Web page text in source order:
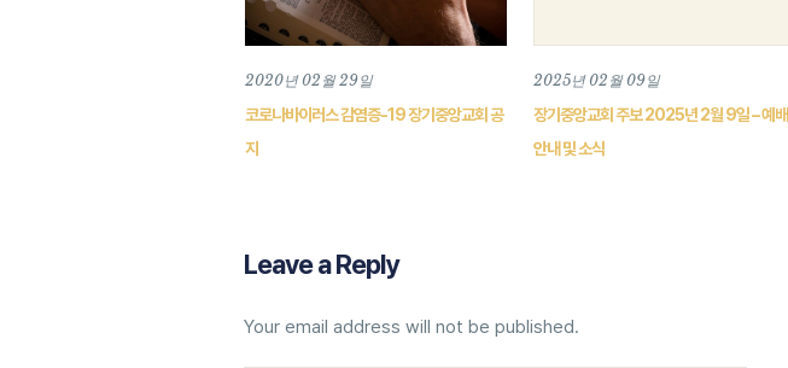
2020년 02월 29일
코로나바이러스 감염증-19 장기중앙교회 공
지
2025년 02월 09일
장기중앙교회 주보 2025년 2월 9일 – 예배
안내 및 소식
Leave a Reply
Your email address will not be published.